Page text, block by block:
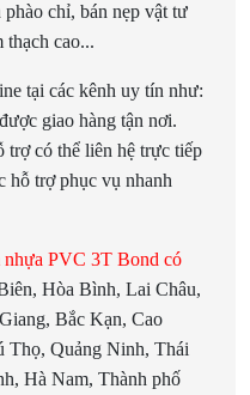
chỉ, bán nẹp vật tư
thạch cao...
tại các kênh uy tín như:
giao hàng tận nơi.
trợ có thể liên hệ trực tiếp
hỗ trợ phục vụ nhanh
nhựa PVC 3T Bond có
Hòa Bình, Lai Châu,
Bắc Kạn, Cao
Thọ, Quảng Ninh, Thái
Hà Nam, Thành phố